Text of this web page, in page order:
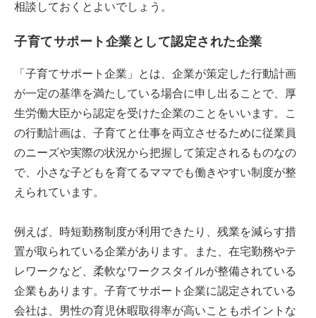
相談しておくとよいでしょう。
子育てサポート企業として認定された企業
「子育てサポート企業」とは、企業が策定した行動計画
が一定の基準を満たしている場合に申し出ることで、厚
生労働大臣から認定を受けた企業のことをいいます。こ
の行動計画は、子育てと仕事を両立させるために従業員
のニーズや実際の状況から把握して策定されるものなの
で、小さな子どもを育てるママでも働きやすい制度が整
えられています。
例えば、時短勤務制度が利用できたり、残業を減らす措
置が取られている企業があります。また、在宅勤務やテ
レワークなど、柔軟なワークスタイルが整備されている
企業もあります。子育てサポート企業に認定されている
会社は、男性の育児休暇取得率が高いこともポイントな